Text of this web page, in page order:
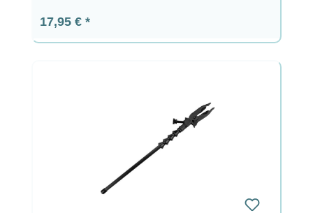
Prix régulier :
17,95 €